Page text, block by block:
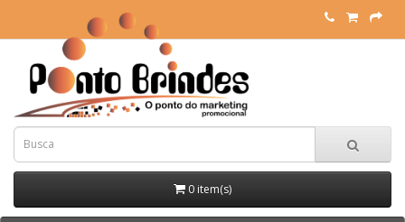
0 item(s)